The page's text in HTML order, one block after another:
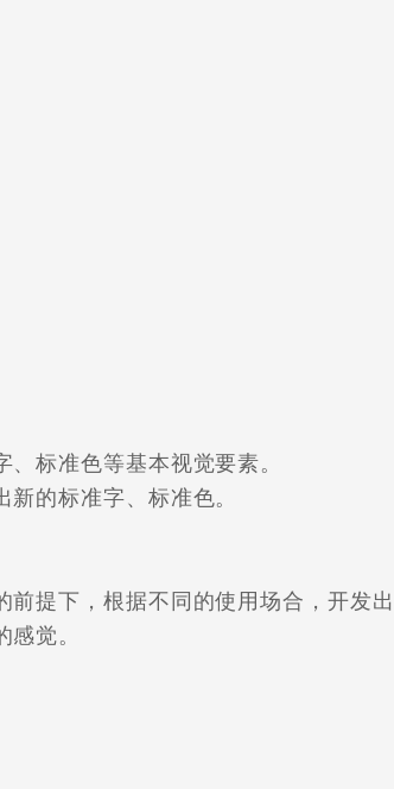
标准色等基本视觉要素。
的标准字、标准色。
提下，根据不同的使用场合，开发出
觉。